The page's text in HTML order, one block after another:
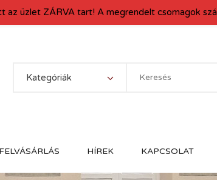
Kategóriák
FELVÁSÁRLÁS HÍREK KAPCSOLAT
az üzlet ZÁRVA tart! A megrendelt csomagok